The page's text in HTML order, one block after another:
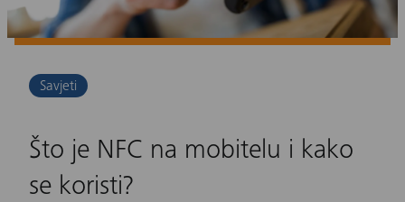
Savjeti
Što je NFC na mobitelu i kako
se koristi?